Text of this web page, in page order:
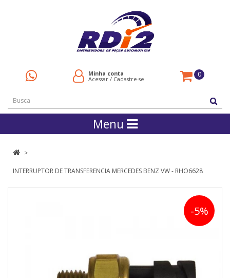
Minha conta
Acessar / Cadastre-se
0
Menu
INTERRUPTOR DE TRANSFERENCIA MERCEDES BENZ VW - RHO6628
-5%